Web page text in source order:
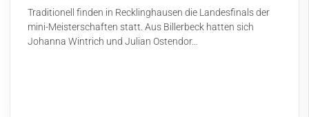
Traditionell finden in Recklinghausen die Landesfinals der
mini-Meisterschaften statt. Aus Billerbeck hatten sich
Johanna Wintrich und Julian Ostendor…